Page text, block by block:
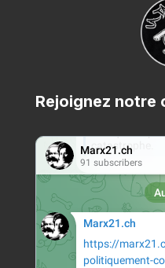
Rejoignez notre